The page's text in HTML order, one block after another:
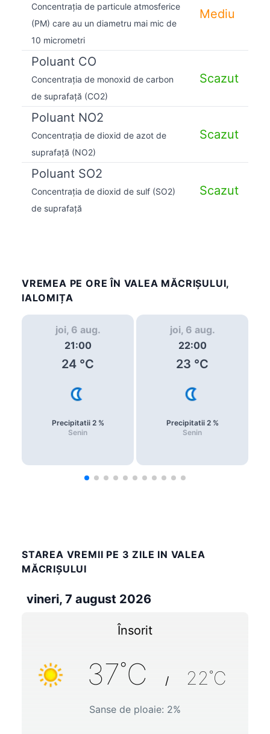
Concentrația de particule atmosferice
(PM) care au un diametru mai mic de
10 micrometri
Mediu
Poluant CO
Concentrația de monoxid de carbon
de suprafață (CO2)
Scazut
Poluant NO2
Concentrația de dioxid de azot de
suprafață (NO2)
Scazut
Poluant SO2
Concentrația de dioxid de sulf (SO2)
de suprafață
Scazut
VREMEA PE ORE ÎN VALEA MĂCRIŞULUI,
IALOMIȚA
joi, 6 aug.
21:00
24 °C
Precipitatii 2%
Senin
joi, 6 aug.
22:00
23 °C
Precipitatii 2%
Senin
STAREA VREMII PE 3 ZILE IN VALEA
MĂCRIŞULUI
vineri, 7 august 2026
Însorit
37˚C / 22˚C
Sanse de ploaie: 2%